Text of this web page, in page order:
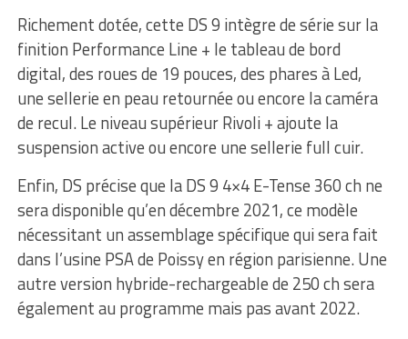
Richement dotée, cette DS 9 intègre de série sur la
finition Performance Line + le tableau de bord
digital, des roues de 19 pouces, des phares à Led,
une sellerie en peau retournée ou encore la caméra
de recul. Le niveau supérieur Rivoli + ajoute la
suspension active ou encore une sellerie full cuir.
Enfin, DS précise que la DS 9 4×4 E-Tense 360 ch ne
sera disponible qu’en décembre 2021, ce modèle
nécessitant un assemblage spécifique qui sera fait
dans l’usine PSA de Poissy en région parisienne. Une
autre version hybride-rechargeable de 250 ch sera
également au programme mais pas avant 2022.